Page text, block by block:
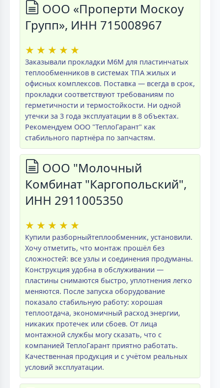
ООО «Проперти Москоу
Групп», ИНН 715008967
★ ★ ★ ★ ★
Заказывали прокладки M6M для пластинчатых
теплообменников в системах ТПА жилых и
офисных комплексов. Поставка — всегда в срок,
прокладки соответствуют требованиям по
герметичности и термостойкости. Ни одной
утечки за 3 года эксплуатации в 8 объектах.
Рекомендуем ООО "ТеплоГарант" как
стабильного партнёра по запчастям.
ООО "Молочный
Комбинат "Каргопольский",
ИНН 2911005350
★ ★ ★ ★ ★
Купили разборныйтеплообменник, установили.
Хочу отметить, что монтаж прошёл без
сложностей: все узлы и соединения продуманы.
Конструкция удобна в обслуживании —
пластины снимаются быстро, уплотнения легко
меняются. После запуска оборудование
показало стабильную работу: хорошая
теплоотдача, экономичный расход энергии,
никаких протечек или сбоев. От лица
монтажной службы могу сказать, что с
компанией ТеплоГарант приятно работать.
Качественная продукция и с учётом реальных
условий эксплуатации.